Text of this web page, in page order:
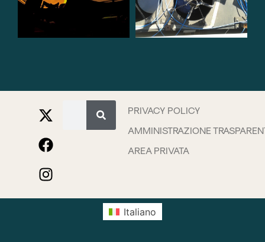
PRIVACY POLICY
AMMINISTRAZIONE
AREA PRIVATA
Italiano